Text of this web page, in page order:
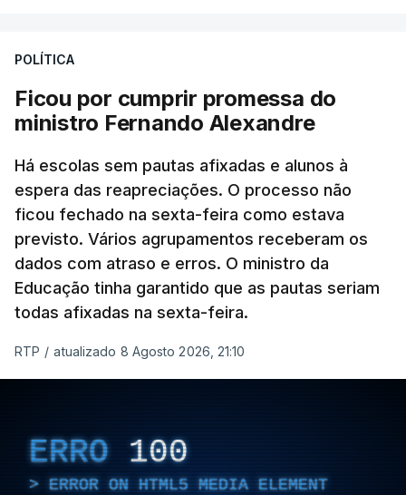
POLÍTICA
Ficou por cumprir promessa do
ministro Fernando Alexandre
Há escolas sem pautas afixadas e alunos à
espera das reapreciações. O processo não
ficou fechado na sexta-feira como estava
previsto. Vários agrupamentos receberam os
dados com atraso e erros. O ministro da
Educação tinha garantido que as pautas seriam
todas afixadas na sexta-feira.
RTP / atualizado 8 Agosto 2026, 21:10
ERRO 100
ERROR ON HTML5 MEDIA ELEMENT